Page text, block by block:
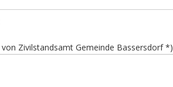
von Zivilstandsamt Gemeinde Bassersdorf *)